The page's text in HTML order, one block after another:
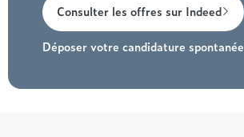
Consulter les offres sur Indeed
Déposer votre candidature spontanée